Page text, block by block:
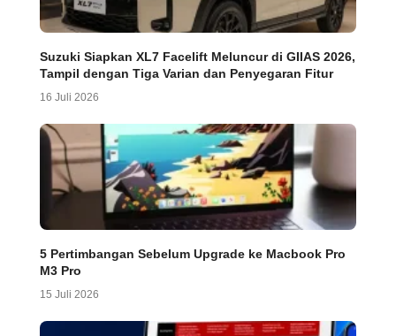
Suzuki Siapkan XL7 Facelift Meluncur di GIIAS 2026,
Tampil dengan Tiga Varian dan Penyegaran Fitur
16 Juli 2026
5 Pertimbangan Sebelum Upgrade ke Macbook Pro
M3 Pro
15 Juli 2026